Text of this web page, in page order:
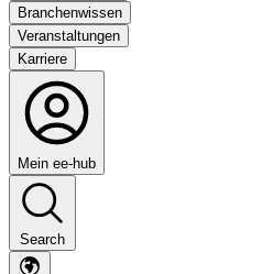
Branchenwissen
Veranstaltungen
Karriere
Mein ee-hub
Search